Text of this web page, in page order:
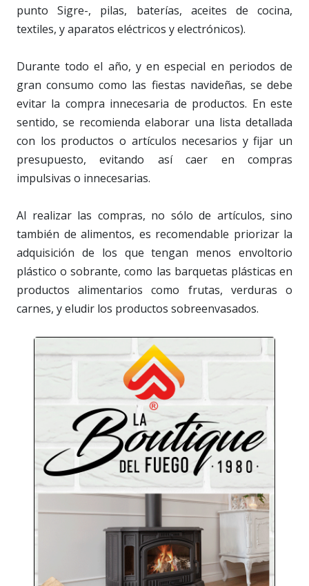
punto Sigre-, pilas, baterías, aceites de cocina,
textiles, y aparatos eléctricos y electrónicos).
Durante todo el año, y en especial en periodos de
gran consumo como las fiestas navideñas, se debe
evitar la compra innecesaria de productos. En este
sentido, se recomienda elaborar una lista detallada
con los productos o artículos necesarios y fijar un
presupuesto, evitando así caer en compras
impulsivas o innecesarias.
Al realizar las compras, no sólo de artículos, sino
también de alimentos, es recomendable priorizar la
adquisición de los que tengan menos envoltorio
plástico o sobrante, como las barquetas plásticas en
productos alimentarios como frutas, verduras o
carnes, y eludir los productos sobreenvasados.